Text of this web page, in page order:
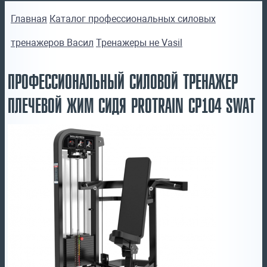
Главная Каталог профессиональных силовых
тренажеров Васил Тренажеры не Vasil
ПРОФЕССИОНАЛЬНЫЙ СИЛОВОЙ ТРЕНАЖЕР
ПЛЕЧЕВОЙ ЖИМ СИДЯ PROTRAIN CP104 SWAT